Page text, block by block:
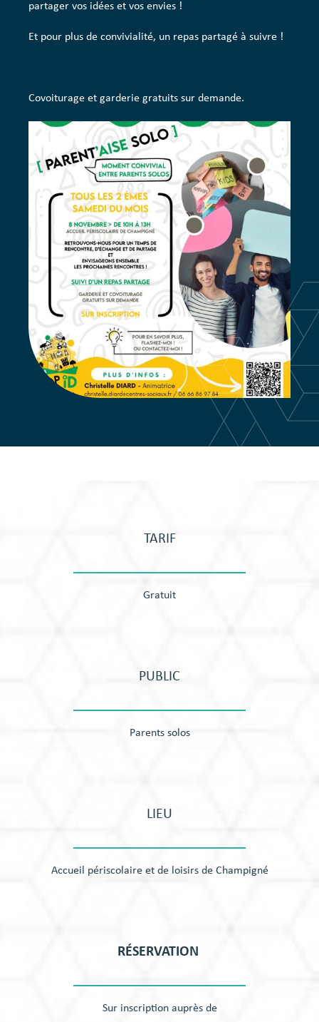
partager vos idées et vos envies !
Et pour plus de convivialité, un repas partagé à suivre !
Covoiturage et garderie gratuits sur demande.
TARIF
Gratuit
PUBLIC
Parents solos
LIEU
Accueil périscolaire et de loisirs de Champigné
RÉSERVATION
Sur inscription auprès de